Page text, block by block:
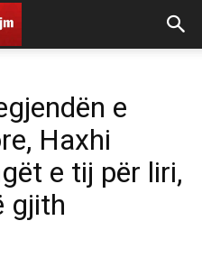
e
Haxhi
e tij për liri,
gjith